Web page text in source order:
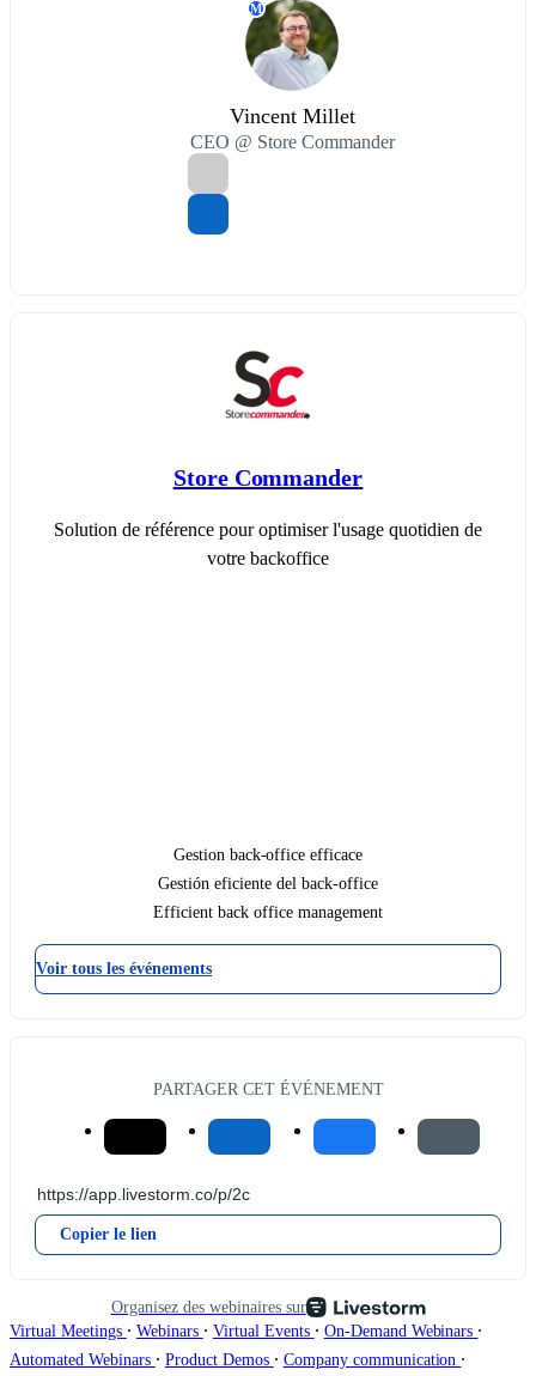
M
Vincent Millet
CEO @ Store Commander
Store Commander
Solution de référence pour optimiser l'usage quotidien de
votre backoffice
Gestion back-office efficace
Gestión eficiente del back-office
Efficient back office management
Voir tous les événements
PARTAGER CET ÉVÉNEMENT
Copier le lien
Organisez des webinaires sur
Virtual Meetings ∙ Webinars ∙ Virtual Events ∙ On-Demand Webinars ∙
Automated Webinars ∙ Product Demos ∙ Company communication ∙